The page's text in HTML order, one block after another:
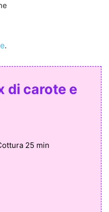
.
di carote e
25 min